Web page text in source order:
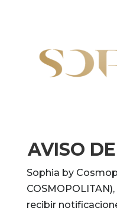
AVISO
Sophia by
recibir